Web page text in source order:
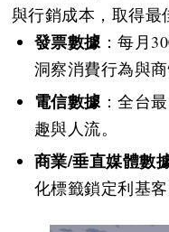
與行銷成本，取得最
發票數據：每月
洞察消費行為與商
電信數據：全台
趣與人流。
商業/垂直媒體數
化標籤鎖定利基客